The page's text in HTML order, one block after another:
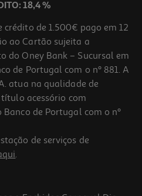
18,4 %
de 1.500€ pago em 12
ao Cartão sujeita a
do Oney Bank – Sucursal em
de Portugal com o nº 881. A
atua na qualidade de
acessório com
de Portugal com o nº
de serviços de
.